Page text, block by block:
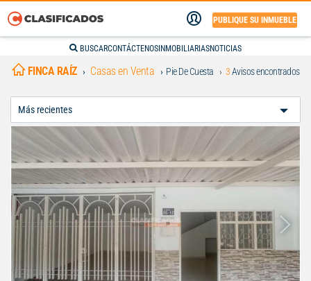
PUBLIQUE SU INMUEBLE
BUSCARCONTÁCTENOS INMOBILIARIASNOTICIAS
FINCA RAÍZ Casas en Venta Pie De Cuesta 3Avisos encontrados